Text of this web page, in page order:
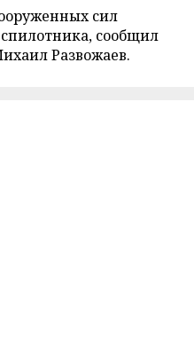
сил
сообщил
Развожаев.